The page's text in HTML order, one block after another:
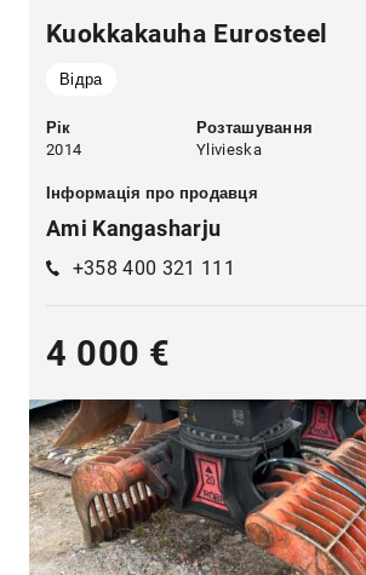
Kuokkakauha Eurosteel
Відра
Рік
2014
Розташування
Ylivieska
Інформація про продавця
Ami Kangasharju
+358 400 321 111
4 000 €